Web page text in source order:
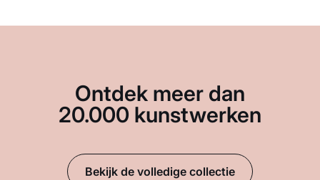
Ontdek meer dan
20.000 kunstwerken
Bekijk de volledige collectie